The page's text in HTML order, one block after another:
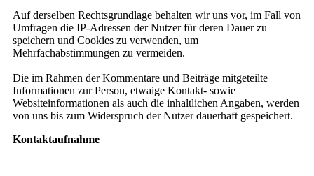
Auf derselben Rechtsgrundlage behalten wir uns vor, im Fall von
Umfragen die IP-Adressen der Nutzer für deren Dauer zu
speichern und Cookies zu verwenden, um
Mehrfachabstimmungen zu vermeiden.
Die im Rahmen der Kommentare und Beiträge mitgeteilte
Informationen zur Person, etwaige Kontakt- sowie
Websiteinformationen als auch die inhaltlichen Angaben, werden
von uns bis zum Widerspruch der Nutzer dauerhaft gespeichert.
Kontaktaufnahme